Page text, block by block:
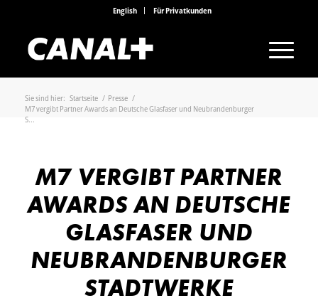
English Für Privatkunden
Sie sind hier: Startseite / Presse /
M7 vergibt Partner Awards an Deutsche Glasfaser und Neubrandenburger
S...
M7 VERGIBT PARTNER
AWARDS AN DEUTSCHE
GLASFASER UND
NEUBRANDENBURGER
STADTWERKE